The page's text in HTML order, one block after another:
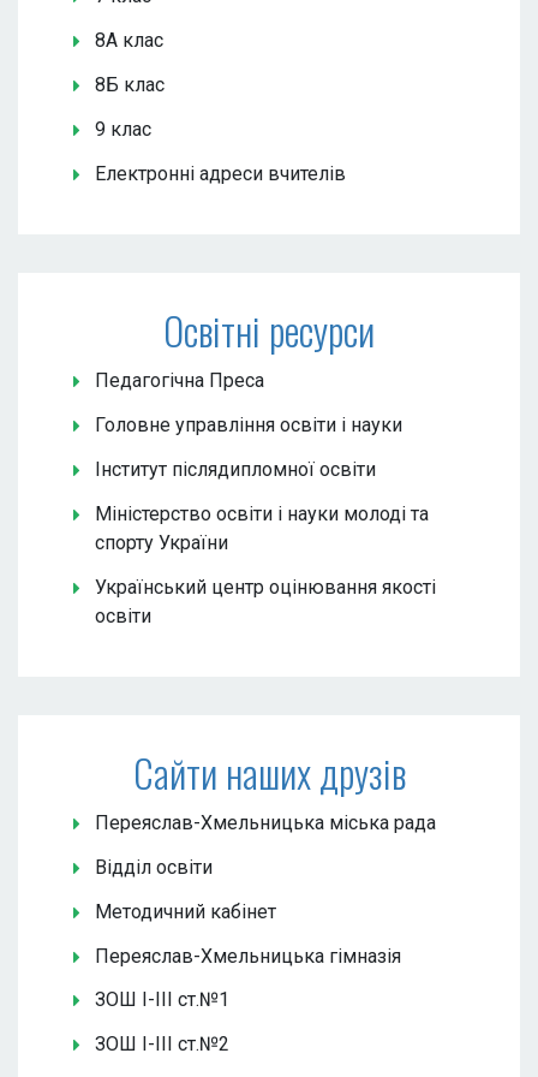
8А клас
8Б клас
9 клас
Електронні адреси вчителів
Освітні ресурси
Педагогічна Преса
Головне управління освіти і науки
Інститут післядипломної освіти
Міністерство освіти і науки молоді та
спорту України
Український центр оцінювання якості
освіти
Сайти наших друзів
Переяслав-Хмельницька міська рада
Відділ освіти
Методичний кабінет
Переяслав-Хмельницька гімназія
ЗОШ І-ІІІ ст.№1
ЗОШ І-ІІІ ст.№2